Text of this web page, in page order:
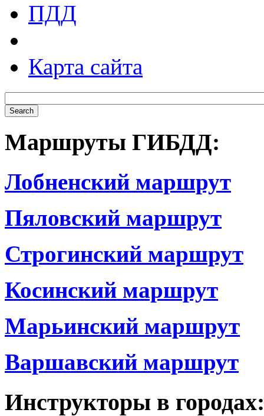
ПДД
Карта сайта
Маршруты ГИБДД:
Лобненский маршрут
Пяловский маршрут
Строгинский маршрут
Косинский маршрут
Марьинский маршрут
Варшавский маршрут
Инструкторы в городах: